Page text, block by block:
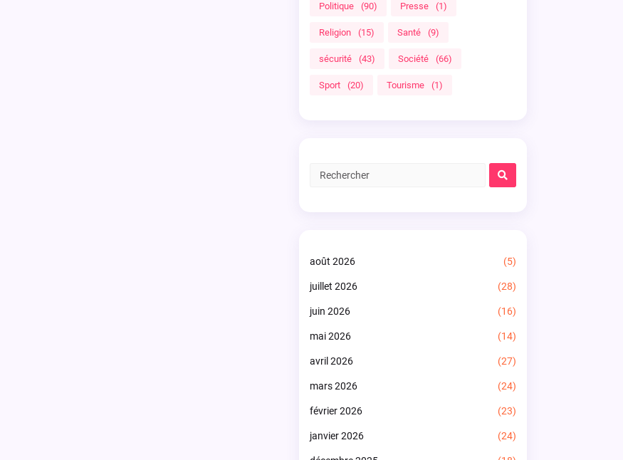
Politique (90) Presse (1)
Religion (15) Santé (9)
sécurité (43) Société (66)
Sport (20) Tourisme (1)
août 2026 (5)
juillet 2026 (28)
juin 2026 (16)
mai 2026 (14)
avril 2026 (27)
mars 2026 (24)
février 2026 (23)
janvier 2026 (24)